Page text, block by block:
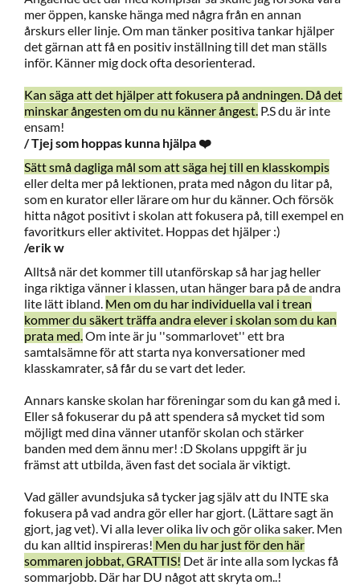
mer öppen, kanske hänga med några från en annan
årskurs eller linje. Om man tänker positiva tankar hjälper
det gärnan att få en positiv inställning till det man ställs
inför. Känner mig dock ofta desorienterad.
Kan säga att det hjälper att fokusera på andningen. Då det
minskar ångesten om du nu känner ångest. P.S du är inte
ensam!
/ Tjej som hoppas kunna hjälpa ❤️
Sätt små dagliga mål som att säga hej till en klasskompis
eller delta mer på lektionen, prata med någon du litar på,
som en kurator eller lärare om hur du känner. Och försök
hitta något positivt i skolan att fokusera på, till exempel en
favoritkurs eller aktivitet. Hoppas det hjälper :)
/erik w
Alltså när det kommer till utanförskap så har jag heller
inga riktiga vänner i klassen, utan hänger bara på de andra
lite lätt ibland. Men om du har individuella val i trean
kommer du säkert träffa andra elever i skolan som du kan
prata med.Om inte är ju ''sommarlovet'' ett bra
samtalsämne för att starta nya konversationer med
klasskamrater, så får du se vart det leder.
Annars kanske skolan har föreningar som du kan gå med i.
Eller så fokuserar du på att spendera så mycket tid som
möjligt med dina vänner utanför skolan och stärker
banden med dem ännu mer! :D Skolans uppgift är ju
främst att utbilda, även fast det sociala är viktigt.
Vad gäller avundsjuka så tycker jag själv att du INTE ska
fokusera på vad andra gör eller har gjort. (Lättare sagt än
gjort, jag vet). Vi alla lever olika liv och gör olika saker. Men
du kan alltid inspireras! Men du har just för den här
sommaren jobbat, GRATTIS! Det är inte alla som lyckas få
sommarjobb. Där har DU något att skryta om..!